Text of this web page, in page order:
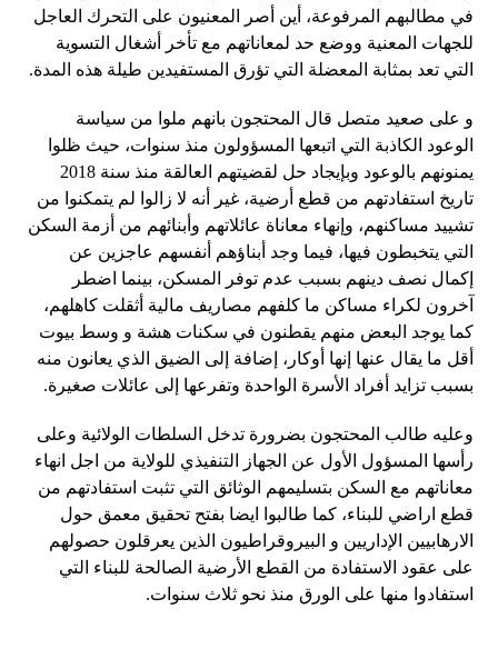
في مطالبهم المرفوعة، أين أصر المعنيون على التحرك العاجل
للجهات المعنية ووضع حد لمعاناتهم مع تأخر أشغال التسوية
التي تعد بمثابة المعضلة التي تؤرق المستفيدين طيلة هذه المدة.
و على صعيد متصل قال المحتجون بانهم ملوا من سياسة
الوعود الكاذبة التي اتبعها المسؤولون منذ سنوات، حيث ظلوا
يمنونهم بالوعود وبإيجاد حل لقضيتهم العالقة منذ سنة 2018
تاريخ استفادتهم من قطع أرضية، غير أنه لا زالوا لم يتمكنوا من
تشييد مساكنهم، وإنهاء معاناة عائلاتهم وأبنائهم من أزمة السكن
التي يتخبطون فيها، فيما وجد أبناؤهم أنفسهم عاجزين عن
إكمال نصف دينهم بسبب عدم توفر المسكن، بينما اضطر
آخرون لكراء مساكن ما كلفهم مصاريف مالية أثقلت كاهلهم،
كما يوجد البعض منهم يقطنون في سكنات هشة و وسط بيوت
أقل ما يقال عنها إنها أوكار، إضافة إلى الضيق الذي يعانون منه
بسبب تزايد أفراد الأسرة الواحدة وتفرعها إلى عائلات صغيرة.
وعليه طالب المحتجون بضرورة تدخل السلطات الولائية وعلى
رأسها المسؤول الأول عن الجهاز التنفيذي للولاية من اجل انهاء
معاناتهم مع السكن بتسليمهم الوثائق التي تثبت استفادتهم من
قطع اراضي للبناء، كما طالبوا ايضا بفتح تحقيق معمق حول
الارهابيين الإداريين و البيروقراطيون الذين يعرقلون حصولهم
على عقود الاستفادة من القطع الأرضية الصالحة للبناء التي
استفادوا منها على الورق منذ نحو ثلاث سنوات.